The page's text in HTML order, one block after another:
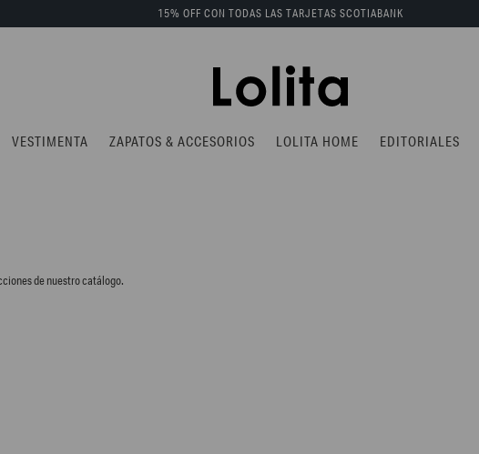
VESTIMENTA ZAPATOS & ACCESORIOS LOLITA HOME EDITORIALES
15% OFF CON TODAS LAS TARJETAS SCOTIABANK
de nuestro catálogo.